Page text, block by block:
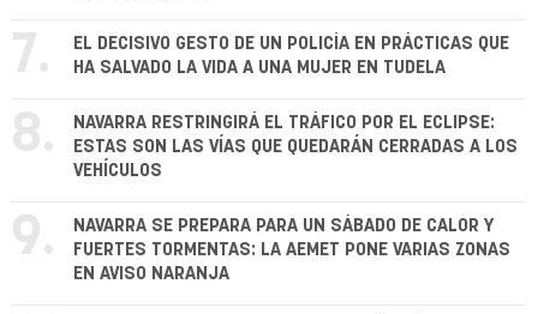
7.
EL DECISIVO GESTO DE UN POLICÍA EN PRÁCTICAS QUE
HA SALVADO LA VIDA A UNA MUJER EN TUDELA
8.
NAVARRA RESTRINGIRÁ EL TRÁFICO POR EL ECLIPSE:
ESTAS SON LAS VÍAS QUE QUEDARÁN CERRADAS A LOS
VEHÍCULOS
9.
NAVARRA SE PREPARA PARA UN SÁBADO DE CALOR Y
FUERTES TORMENTAS: LA AEMET PONE VARIAS ZONAS
EN AVISO NARANJA